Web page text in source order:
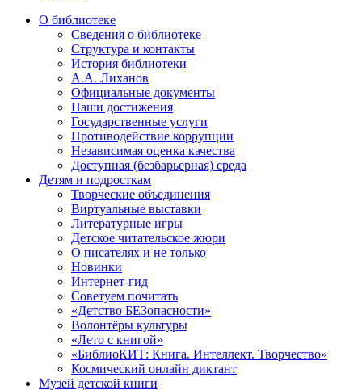
О библиотеке
Сведения о библиотеке
Структура и контакты
История библиотеки
А.А. Лиханов
Официальные документы
Наши достижения
Государственные услуги
Противодействие коррупции
Независимая оценка качества
Доступная (безбарьерная) среда
Детям и подросткам
Творческие объединения
Виртуальные выставки
Литературные игры
Детское читательское жюри
О писателях и не только
Новинки
Интернет-гид
Советуем почитать
«Детство БЕЗопасности»
Волонтёры культуры
«Лето с книгой»
«БиблиоКИТ: Книга. Интеллект. Творчество»
Космический онлайн диктант
Музей детской книги